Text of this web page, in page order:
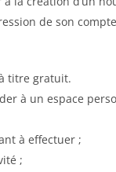
de son
titre gratuit.
à un espace
à effectuer ;
;